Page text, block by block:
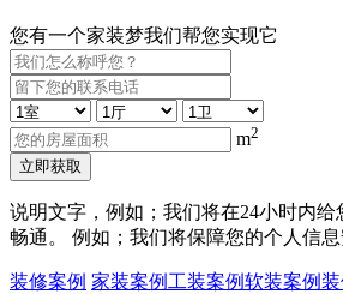
您有一个家装梦我们帮您实现它
m2
立即获取
说明文字，例如；我们将在24小时内
畅通。 例如；我们将保障您的个人信
装修案例 家装案例 工装案例软装案例